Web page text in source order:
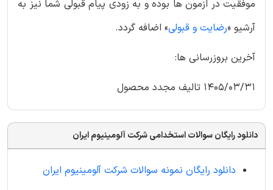
موفقیت در ازمون ها بوده و به زودی پیام قبولی شما نیز به
آرشیو «رضایت و قبولی» اضافه گردد.
آخرین بروزرسانی ها:
1405/03/31 تالیف مجدد محصول
دانلود رایگان سوالات استخدامی شرکت آلومینیوم ایران
دانلود رایگان نمونه سوالات شرکت آلومینیوم ایران